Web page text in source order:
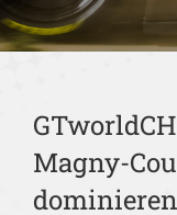
Magny-